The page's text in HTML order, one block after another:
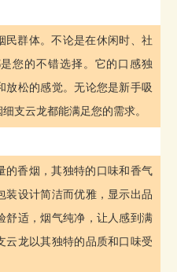
民群体。不论是在休闲时、社
您的不错选择。它的口感独
放松的感觉。无论您是新手吸
支云龙都能满足您的需求。
的香烟，其独特的口味和香气
装设计简洁而优雅，显示出品
舒适，烟气纯净，让人感到满
云龙以其独特的品质和口味受